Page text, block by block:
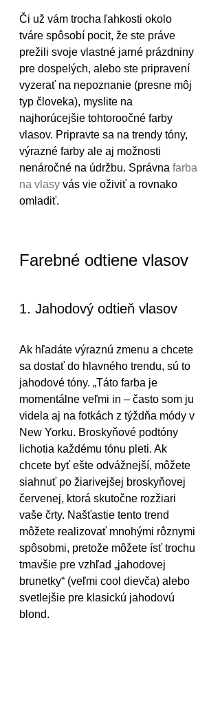
Či už vám trocha ľahkosti okolo
tváre spôsobí pocit, že ste práve
prežili svoje vlastné jarné prázdniny
pre dospelých, alebo ste pripravení
vyzerať na nepoznanie (presne môj
typ človeka), myslite na
najhorúcejšie tohtoroočné farby
vlasov. Pripravte sa na trendy tóny,
výrazné farby ale aj možnosti
nenáročné na údržbu. Správna farba
na vlasy vás vie oživiť a rovnako
omladiť.
Farebné odtiene vlasov
1. Jahodový odtieň vlasov
Ak hľadáte výraznú zmenu a chcete
sa dostať do hlavného trendu, sú to
jahodové tóny. „Táto farba je
momentálne veľmi in – často som ju
videla aj na fotkách z týždňa módy v
New Yorku. Broskyňové podtóny
lichotia každému tónu pleti. Ak
chcete byť ešte odvážnejší, môžete
siahnuť po žiarivejšej broskyňovej
červenej, ktorá skutočne rozžiari
vaše črty. Našťastie tento trend
môžete realizovať mnohými rôznymi
spôsobmi, pretože môžete ísť trochu
tmavšie pre vzhľad „jahodovej
brunetky“ (veľmi cool dievča) alebo
svetlejšie pre klasickú jahodovú
blond.